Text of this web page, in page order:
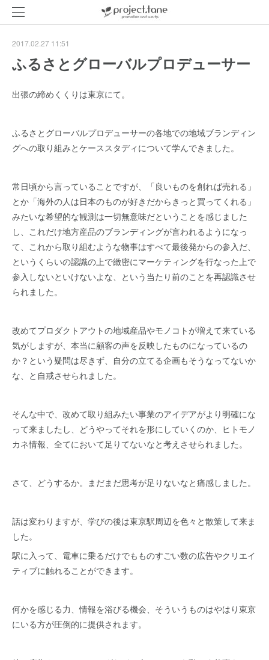
2017.02.27 11:51
ふるさとグローバルプロデューサー
出張の締めくくりは東京にて。
ふるさとグローバルプロデューサーの各地での地域ブランディン
グへの取り組みとケーススタディについて学んできました。
常日頃から言っていることですが、「良いものを創れば売れる」
とか「海外の人は日本のものが好きだからきっと買ってくれる」
みたいな希望的な観測は一切無意味だということを感じました
し、これだけ地方産品のブランディングが言われるようになっ
て、これから取り組むような物事はすべて最後発からの参入だ、
というくらいの認識の上で緻密にマーケティングを行なった上で
参入しないといけないよな、という当たり前のことを再認識させ
られました。
改めてプロダクトアウトの地域産品やモノコトが増えて来ている
気がしますが、本当に顧客の声を反映したものになっているの
か？という疑問は尽きず、自分の立てる企画もそうなってないか
な、と自戒させられました。
そんな中で、改めて取り組みたい事業のアイデアがより明確にな
って来ましたし、どうやってそれを形にしていくのか、ヒトモノ
カネ情報、全てにおいて足りてないなと考えさせられました。
さて、どうするか。まだまだ思考が足りないなと痛感しました。
話は変わりますが、学びの後は東京駅周辺を色々と散策して来ま
した。
駅に入って、電車に乗るだけでもものすごい数の広告やクリエイ
ティブに触れることができます。
何かを感じる力、情報を浴びる機会、そういうものはやはり東京
にいる方が圧倒的に提供されます。